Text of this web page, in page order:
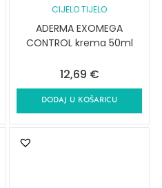
CIJELO TIJELO
ADERMA EXOMEGA
CONTROL krema 50ml
12,69 €
DODAJ U KOŠARICU